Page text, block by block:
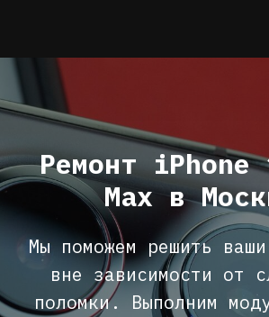
Ремонт iPhone
Max в
Мы поможем решить
вне зависимости от
поломки. Выполним